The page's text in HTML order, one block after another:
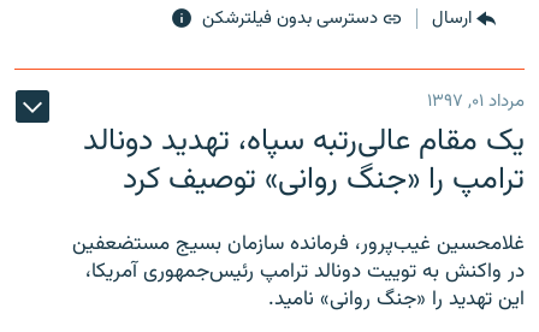
ارسال دسترسی بدون فیلترشکن
مرداد ۰۱, ۱۳۹۷
یک مقام عالی‌رتبه سپاه، تهدید دونالد
ترامپ را «جنگ روانی» توصیف کرد
غلامحسین غیب‌پرور، فرمانده سازمان بسیج مستضعفین
در واکنش به توییت دونالد ترامپ رئیس‌جمهوری آمریکا،
این تهدید را «جنگ روانی» نامید.